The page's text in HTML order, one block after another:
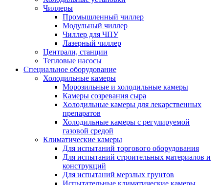
Чиллеры
Промышленный чиллер
Модульный чиллер
Чиллер для ЧПУ
Лазерный чиллер
Централи, станции
Тепловые насосы
Специальное оборудование
Холодильные камеры
Морозильные и холодильные камеры
Камеры созревания сыра
Холодильные камеры для лекарственных
препаратов
Холодильные камеры с регулируемой
газовой средой
Климатические камеры
Для испытаний торгового оборудования
Для испытаний строительных материалов и
конструкций
Для испытаний мерзлых грунтов
Испытательные климатические камеры